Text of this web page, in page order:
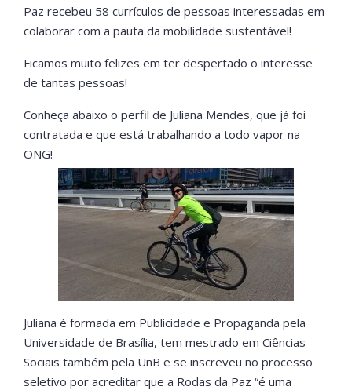
Paz recebeu 58 currículos de pessoas interessadas em
colaborar com a pauta da mobilidade sustentável!
Ficamos muito felizes em ter despertado o interesse
de tantas pessoas!
Conheça abaixo o perfil de Juliana Mendes, que já foi
contratada e que está trabalhando a todo vapor na
ONG!
Juliana é formada em Publicidade e Propaganda pela
Universidade de Brasília, tem mestrado em Ciências
Sociais também pela UnB e se inscreveu no processo
seletivo por acreditar que a Rodas da Paz “é uma